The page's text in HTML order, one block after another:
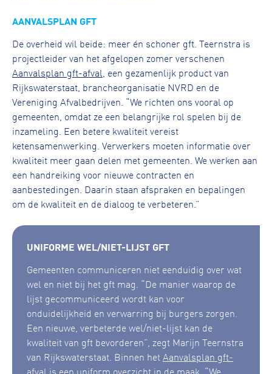
AANVALSPLAN GFT
De overheid wil beide: meer én schoner gft. Teernstra is
projectleider van het afgelopen zomer verschenen
Aanvalsplan gft-afval , een gezamenlijk product van
Rijkswaterstaat, brancheorganisatie NVRD en de
Vereniging Afvalbedrijven. “We richten ons vooral op
gemeenten, omdat ze een belangrijke rol spelen bij de
inzameling. Een betere kwaliteit vereist
ketensamenwerking. Verwerkers moeten informatie over
kwaliteit meer gaan delen met gemeenten. We werken aan
een handreiking voor nieuwe contracten en
aanbestedingen. Daarin staan afspraken en bepalingen
om de kwaliteit en de dialoog te verbeteren.”
UNIFORME WEL/NIET-LIJST GFT
Gemeenten communiceren niet eenduidig over wat
wel en niet bij het gft mag. “De manier waarop de
lijst gecommuniceerd wordt kan voor
onduidelijkheid en verwarring bij burgers zorgen.
Een nieuwe, verbeterde wel/niet-lijst kan de
kwaliteit van gft bevorderen”, zegt Marijn Teernstra
van Rijkswaterstaat. Binnen hetAanvalsplan gft-
afval is een uniform overzicht in de maak. “We